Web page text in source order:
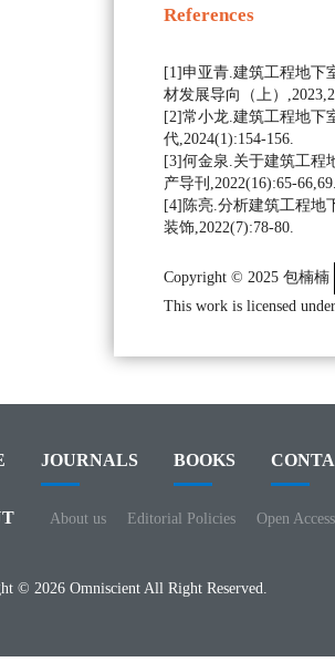
References
[1]申亚青.建筑工程地下
材发展导向（上）
[2]常小龙.建筑工程地下
代,2024(1):154-156.
[3]何金泉.关于建筑工程
产导刊,2022(16):65-
[4]陈亮.分析建筑工程地
装饰,2022(7):78-80.
Copyright © 2025 包楠楠
This work is licensed
JOURNALS BOOKS
About us Editorial Policies Open
© 2026 Omniscient All Right Reserved.